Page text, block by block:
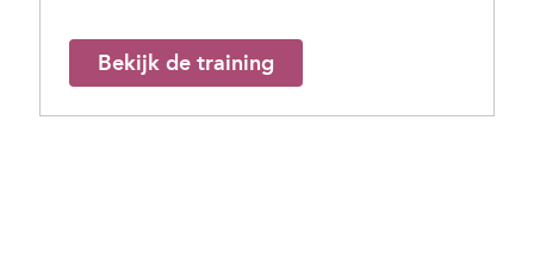
Bekijk de training